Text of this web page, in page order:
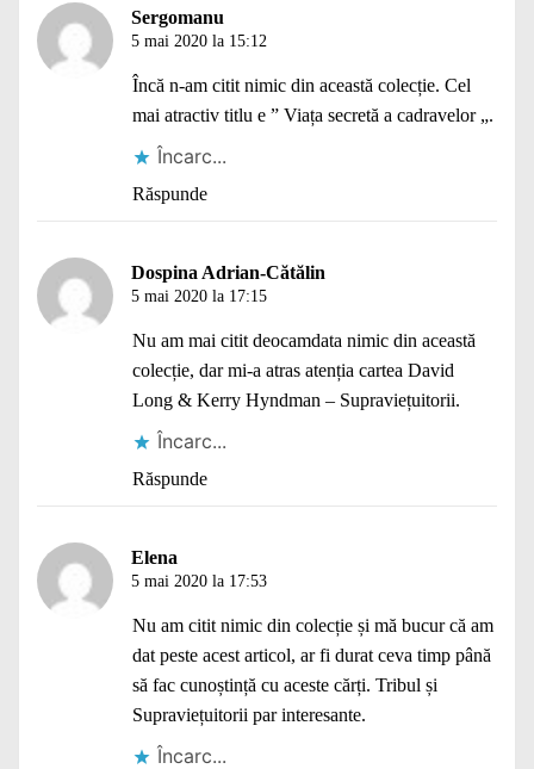
Sergomanu
5 mai 2020 la 15:12
Încă n-am citit nimic din această colecție. Cel
mai atractiv titlu e ” Viața secretă a cadravelor „.
Încarc...
Răspunde
Dospina Adrian-Cătălin
5 mai 2020 la 17:15
Nu am mai citit deocamdata nimic din această
colecție, dar mi-a atras atenția cartea David
Long & Kerry Hyndman – Supraviețuitorii.
Încarc...
Răspunde
Elena
5 mai 2020 la 17:53
Nu am citit nimic din colecție și mă bucur că am
dat peste acest articol, ar fi durat ceva timp până
să fac cunoștință cu aceste cărți. Tribul și
Supraviețuitorii par interesante.
Încarc...